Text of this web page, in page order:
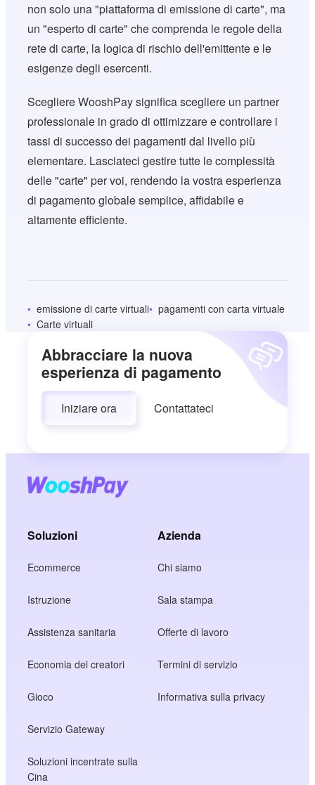
non solo una "piattaforma di emissione di carte", ma
un "esperto di carte" che comprenda le regole della
rete di carte, la logica di rischio dell'emittente e le
esigenze degli esercenti.
Scegliere WooshPay significa scegliere un partner
professionale in grado di ottimizzare e controllare i
tassi di successo dei pagamenti dal livello più
elementare. Lasciateci gestire tutte le complessità
delle "carte" per voi, rendendo la vostra esperienza
di pagamento globale semplice, affidabile e
altamente efficiente.
emissione di carte virtuali
pagamenti con carta virtuale
Carte virtuali
Abbracciare la nuova
esperienza di pagamento
Iniziare ora Contattateci
Soluzioni
Ecommerce
Istruzione
Assistenza sanitaria
Economia dei creatori
Gioco
Servizio Gateway
Soluzioni incentrate sulla
Cina
Azienda
Chi siamo
Sala stampa
Offerte di lavoro
Termini di servizio
Informativa sulla privacy